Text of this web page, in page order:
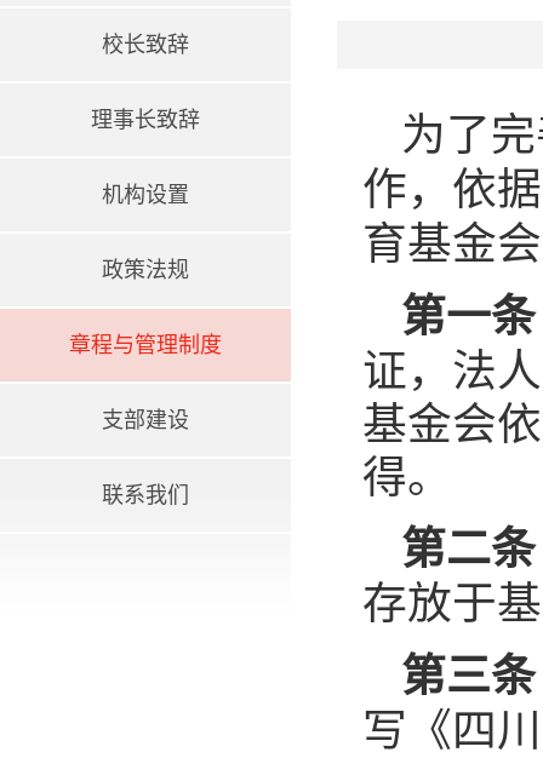
校长致辞
理事长致辞
机构设置
政策法规
章程与管理制度
支部建设
联系我们
为了
作，依
育基金
第一条
证，法
基金会
得。
第二条
存放于
第三条
写《四